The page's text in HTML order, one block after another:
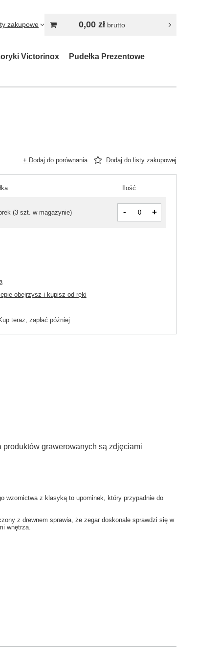
zakupowe 0,00 złbrutto
Victorinox
Pudełka Prezentowe
+ Dodaj do porównania Dodaj do listy zakupowej
Ilość
(3 szt. w magazynie) - +
obejrzysz i kupisz od ręki
teraz, zapłać później
grawerowanych są zdjęciami
wzornictwa z klasyką to upominek, który przypadnie do
z drewnem sprawia, że zegar doskonale sprawdzi się w
wnętrza.